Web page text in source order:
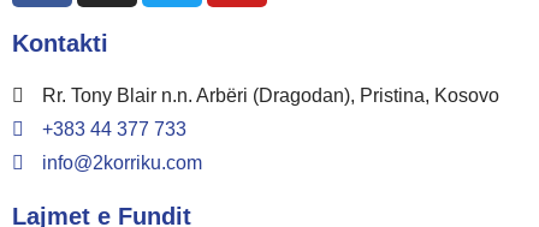
Kontakti
Rr. Tony Blair n.n. Arbëri (Dragodan), Pristina, Kosovo
+383 44 377 733
info@2korriku.com
Lajmet e Fundit